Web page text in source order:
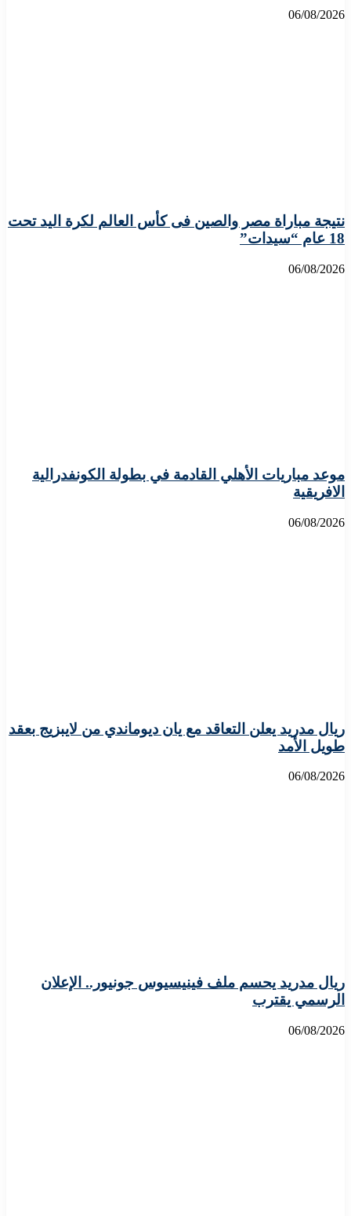
06/08/2026
نتيجة مباراة مصر والصين فى كأس العالم لكرة اليد تحت
18 عام “سيدات”
06/08/2026
موعد مباريات الأهلي القادمة في بطولة الكونفدرالية
الافريقية
06/08/2026
ريال مدريد يعلن التعاقد مع يان ديوماندي من لايبزيج بعقد
طويل الأمد
06/08/2026
ريال مدريد يحسم ملف فينيسيوس جونيور.. الإعلان
الرسمي يقترب
06/08/2026